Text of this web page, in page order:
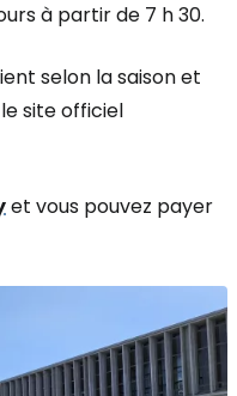
à partir de 7 h 30.
selon la saison et
site officiel
et vous pouvez payer